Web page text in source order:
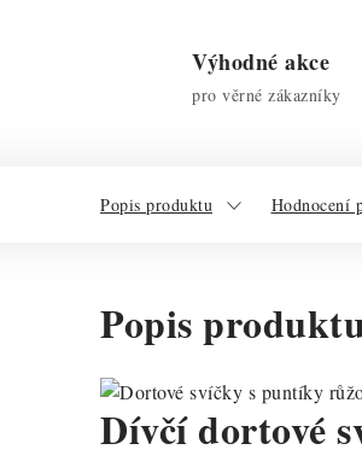
Výhodné akce
pro věrné zákazníky
Popis produktu Hodnocení
Popis
Dívčí dortové